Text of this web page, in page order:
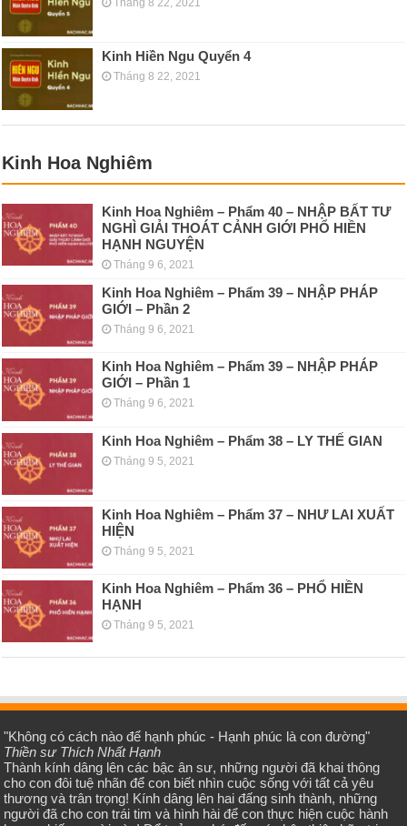
Tháng 8 22, 2021
Kinh Hiền Ngu Quyển 4
Tháng 8 22, 2021
Kinh Hoa Nghiêm
Kinh Hoa Nghiêm – Phẩm 40 – NHẬP BẤT TƯ
NGHÌ GIẢI THOÁT CẢNH GIỚI PHỔ HIỀN
HẠNH NGUYỆN
Tháng 9 6, 2021
Kinh Hoa Nghiêm – Phẩm 39 – NHẬP PHÁP
GIỚI – Phần 2
Tháng 9 6, 2021
Kinh Hoa Nghiêm – Phẩm 39 – NHẬP PHÁP
GIỚI – Phần 1
Tháng 9 6, 2021
Kinh Hoa Nghiêm – Phẩm 38 – LY THẾ GIAN
Tháng 9 5, 2021
Kinh Hoa Nghiêm – Phẩm 37 – NHƯ LAI XUẤT
HIỆN
Tháng 9 5, 2021
Kinh Hoa Nghiêm – Phẩm 36 – PHỔ HIỀN
HẠNH
Tháng 9 5, 2021
"Không có cách nào để hạnh phúc - Hạnh phúc là con đường"
Thiền sư Thích Nhất Hạnh
Thành kính dâng lên các bậc ân sư, những người đã khai thông
cho con đôi tuệ nhãn để con biết nhìn cuộc sống với tất cả yêu
thương và trân trọng! Kính dâng lên hai đấng sinh thành, những
người đã cho con trái tim và hình hài để con thực hiện cuộc hành